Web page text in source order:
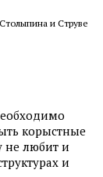
и Струве
корыстные
не любит и
и